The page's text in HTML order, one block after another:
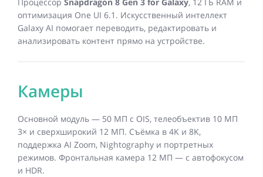
Процессор Snapdragon 8 Gen 3 for Galaxy, 12 ГБ RAM и
оптимизация One UI 6.1. Искусственный интеллект
Galaxy AI помогает переводить, редактировать и
анализировать контент прямо на устройстве.
Камеры
Основной модуль — 50 МП с OIS, телеобъектив 10 МП
3× и сверхширокий 12 МП. Съёмка в 4K и 8K,
поддержка AI Zoom, Nightography и портретных
режимов. Фронтальная камера 12 МП — с автофокусом
и HDR.